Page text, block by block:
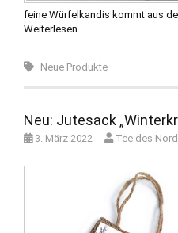
feine Würfelkandis kommt aus
Weiterlesen
Neue Produkte
Neu: Jutesack
3. März 2022 Tee des